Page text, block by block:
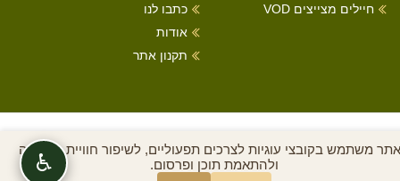
חיילים מצייצים VOD
כתבו לנו
אודות
תקנון אתר
משתמש בקובצי עוגיות לצרכים תפעוליים, לשיפור חוויית הגלישה
ולהתאמת תוכן ופרסום.
♿